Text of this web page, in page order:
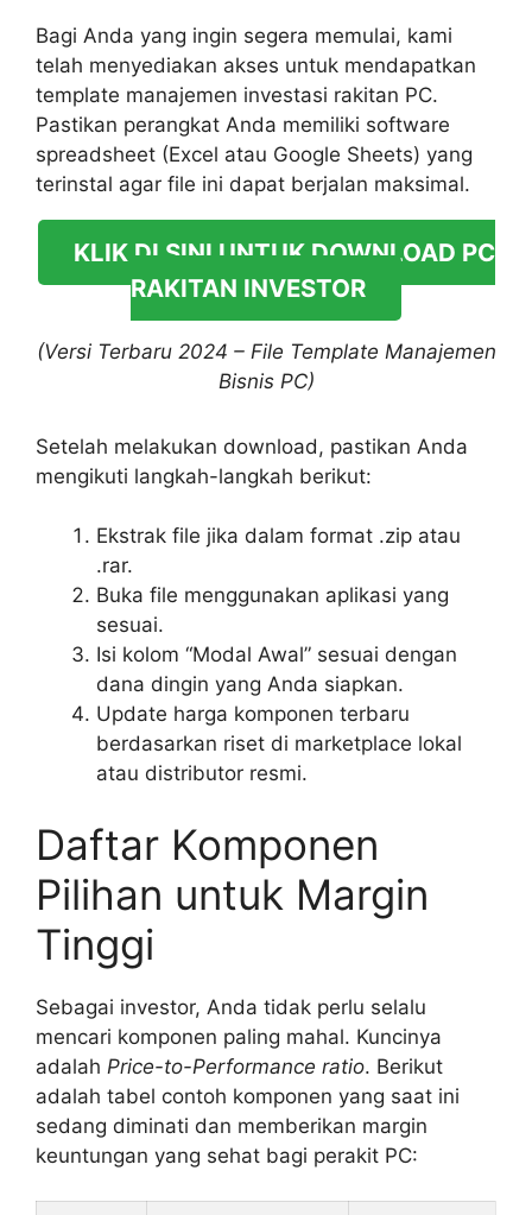
Bagi Anda yang ingin segera memulai, kami
telah menyediakan akses untuk mendapatkan
template manajemen investasi rakitan PC.
Pastikan perangkat Anda memiliki software
spreadsheet (Excel atau Google Sheets) yang
terinstal agar file ini dapat berjalan maksimal.
KLIK DI SINI UNTUK DOWNLOAD PC
RAKITAN INVESTOR
(Versi Terbaru 2024 – File Template Manajemen
Bisnis PC)
Setelah melakukan download, pastikan Anda
mengikuti langkah-langkah berikut:
Ekstrak file jika dalam format .zip atau
.rar.
Buka file menggunakan aplikasi yang
sesuai.
Isi kolom “Modal Awal” sesuai dengan
dana dingin yang Anda siapkan.
Update harga komponen terbaru
berdasarkan riset di marketplace lokal
atau distributor resmi.
Daftar Komponen
Pilihan untuk Margin
Tinggi
Sebagai investor, Anda tidak perlu selalu
mencari komponen paling mahal. Kuncinya
adalah Price-to-Performance ratio. Berikut
adalah tabel contoh komponen yang saat ini
sedang diminati dan memberikan margin
keuntungan yang sehat bagi perakit PC: